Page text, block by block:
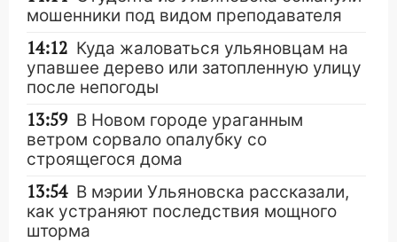
мошенники под видом преподавателя
14:12 Куда жаловаться ульяновцам на
упавшее дерево или затопленную улицу
после непогоды
13:59 В Новом городе ураганным
ветром сорвало опалубку со
строящегося дома
13:54 В мэрии Ульяновска рассказали,
как устраняют последствия мощного
шторма